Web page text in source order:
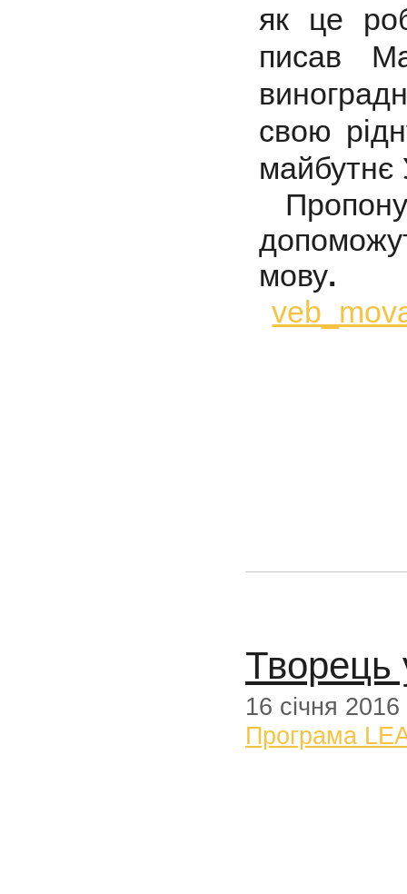
як це
писав
свою
майбутнє
мову.
Творець
16 січня 2016
Програма